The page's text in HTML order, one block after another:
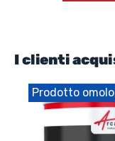
I clienti
Prodotto